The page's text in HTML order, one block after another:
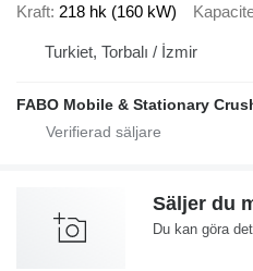
Kraft 218 hk (160 kW)
Turkiet, Torbalı / İzmir
Säljer du
Du kan göra